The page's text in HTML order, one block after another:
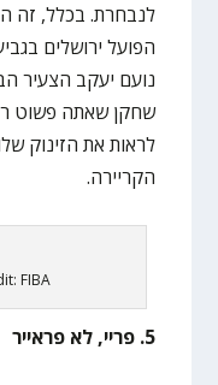
לנבחרת. בכלל, זה
הפועל ירושלים
נועם יעקב הצעיר
שחקן שאתה פשוט
לראות את הזינוק
הקריירה.
FIBA
5. פריי, לא פראייר